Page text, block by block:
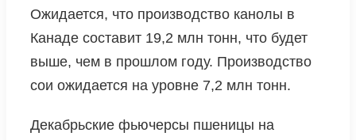
Ожидается, что производство канолы в
Канаде составит 19,2 млн тонн, что будет
выше, чем в прошлом году. Производство
сои ожидается на уровне 7,2 млн тонн.
Декабрьские фьючерсы пшеницы на